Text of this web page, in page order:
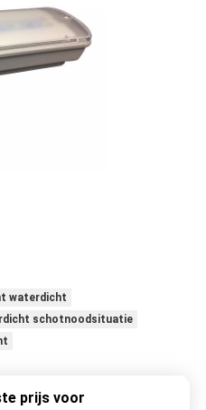
waterdicht
schotnoodsituatie
prijs voor